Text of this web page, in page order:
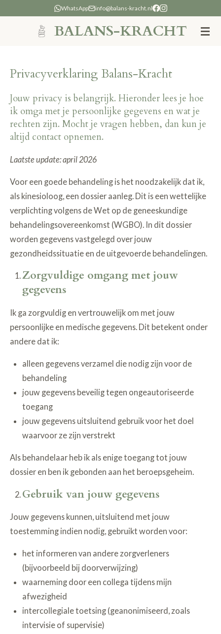
WhatsApp info@balans-kracht.nl
hoofdinhoud
BALANS-KRACHT
Privacyverklaring Balans-Kracht
Jouw privacy is belangrijk. Hieronder lees je hoe
ik omga met je persoonlijke gegevens en wat je
rechten zijn. Mocht je vragen hebben, dan kun je
altijd contact opnemen.
Laatste update: april 2026
Voor een goede behandeling is het noodzakelijk dat ik,
als kinesioloog, een dossier aanleg. Dit is een wettelijke
verplichting volgens de Wet op de geneeskundige
behandelingsovereenkomst (WGBO). In dit dossier
worden gegevens vastgelegd over jouw
gezondheidssituatie en de uitgevoerde behandelingen.
Zorgvuldige omgang met jouw
gegevens
Ik ga zorgvuldig en vertrouwelijk om met jouw
persoonlijke en medische gegevens. Dit betekent onder
andere dat ik:
alleen gegevens verzamel die nodig zijn voor de
behandeling
jouw gegevens beveilig tegen ongeautoriseerde
toegang
jouw gegevens uitsluitend gebruik voor het doel
waarvoor ze zijn verstrekt
Als behandelaar heb ik als enige toegang tot jouw
dossier en ben ik gebonden aan het beroepsgeheim.
Gebruik van jouw gegevens
Jouw gegevens kunnen, uitsluitend met jouw
toestemming indien nodig, gebruikt worden voor:
het informeren van andere zorgverleners
(bijvoorbeeld bij doorverwijzing)
waarneming door een collega tijdens mijn
afwezigheid
intercollegiale toetsing (geanonimiseerd, zoals
intervisie of supervisie)